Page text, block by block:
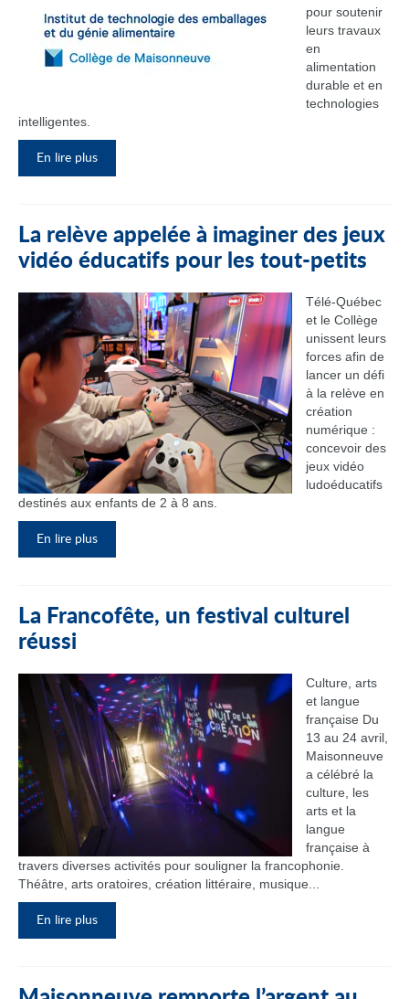
pour soutenir
leurs travaux
en
alimentation
durable et en
technologies
intelligentes.
En lire plus
La relève appelée à imaginer des jeux
vidéo éducatifs pour les tout-petits
Télé-Québec
et le Collège
unissent leurs
forces afin de
lancer un défi
à la relève en
création
numérique :
concevoir des
jeux vidéo
ludoéducatifs
destinés aux enfants de 2 à 8 ans.
En lire plus
La Francofête, un festival culturel
réussi
Culture, arts
et langue
française Du
13 au 24 avril,
Maisonneuve
a célébré la
culture, les
arts et la
langue
française à
travers diverses activités pour souligner la francophonie.
Théâtre, arts oratoires, création littéraire, musique...
En lire plus